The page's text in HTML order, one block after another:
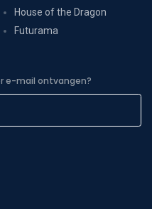
House of the Dragon
Futurama
e-mail ontvangen?